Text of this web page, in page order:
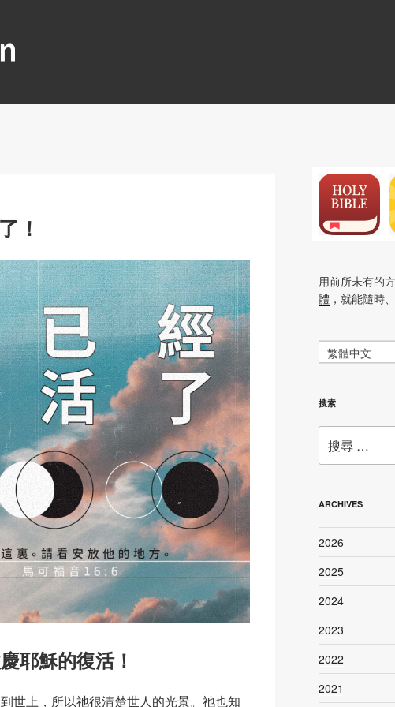
！
耶穌的復活！
世上，所以祂很清楚世人的光景。祂也知
用前所未有的
體 ，就能隨時
繁體中文
搜索
尋：
ARCHIVES
2026
2025
2024
2023
2022
2021